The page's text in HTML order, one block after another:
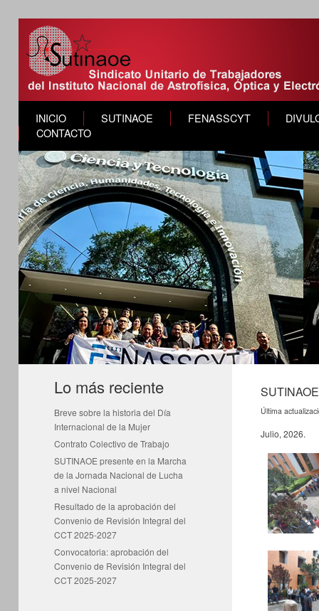
INICIO SUTINAOE FENASSCYT
CONTACTO
Lo más reciente
Breve sobre la historia del Día
Internacional de la Mujer
Contrato Colectivo de Trabajo
SUTINAOE presente en la Marcha
de la Jornada Nacional de Lucha
a nivel Nacional
Resultado de la aprobación del
Convenio de Revisión Integral del
CCT 2025-2027
Convocatoria: aprobación del
Convenio de Revisión Integral del
CCT 2025-2027
Última
Julio, 2026.